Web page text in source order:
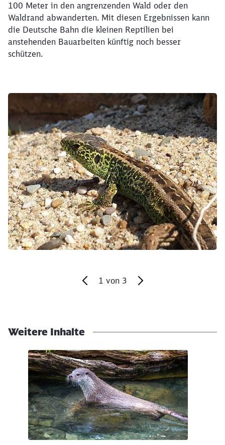
100 Meter in den angrenzenden Wald oder den
Waldrand abwanderten. Mit diesen Ergebnissen kann
die Deutsche Bahn die kleinen Reptilien bei
anstehenden Bauarbeiten künftig noch besser
schützen.
Klicken, um den folgenden Slider zu überspringen
1 von 3
Weitere Inhalte
Klicken, um den folgenden Slider zu überspringen